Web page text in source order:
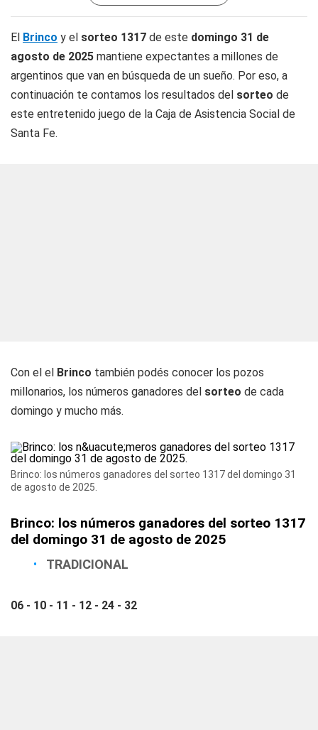
El Brinco y el sorteo 1317 de este domingo 31 de
agosto de 2025 mantiene expectantes a millones de
argentinos que van en búsqueda de un sueño. Por eso, a
continuación te contamos los resultados del sorteo de
este entretenido juego de la Caja de Asistencia Social de
Santa Fe.
Con el el Brinco también podés conocer los pozos
millonarios, los números ganadores del sorteo de cada
domingo y mucho más.
Brinco: los números ganadores del sorteo 1317 del domingo 31
de agosto de 2025.
Brinco: los números ganadores del sorteo 1317
del domingo 31 de agosto de 2025
TRADICIONAL
06 - 10 - 11 - 12 - 24 - 32